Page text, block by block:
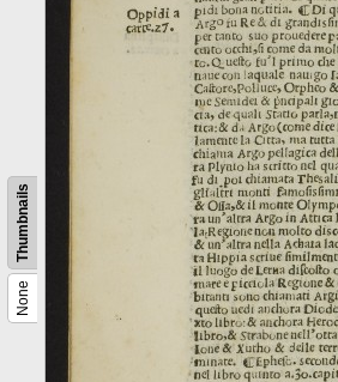
None
Thumbnails